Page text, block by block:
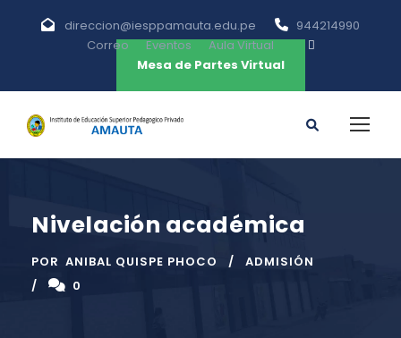
direccion@iesppamauta.edu.pe
944214990
Correo
Eventos
Aula Virtual
Mesa de Partes Virtual
Nivelación académica
POR ANIBAL QUISPE PHOCO
ADMISIÓN
0